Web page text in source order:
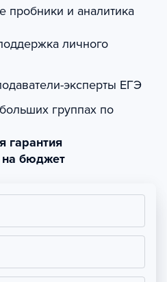
пробники и аналитика
личного
эксперты ЕГЭ
группах по
гарантия
на бюджет